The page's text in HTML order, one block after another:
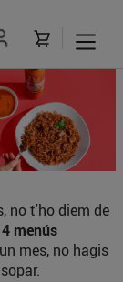
no t'ho diem de
menús
mes, no hagis